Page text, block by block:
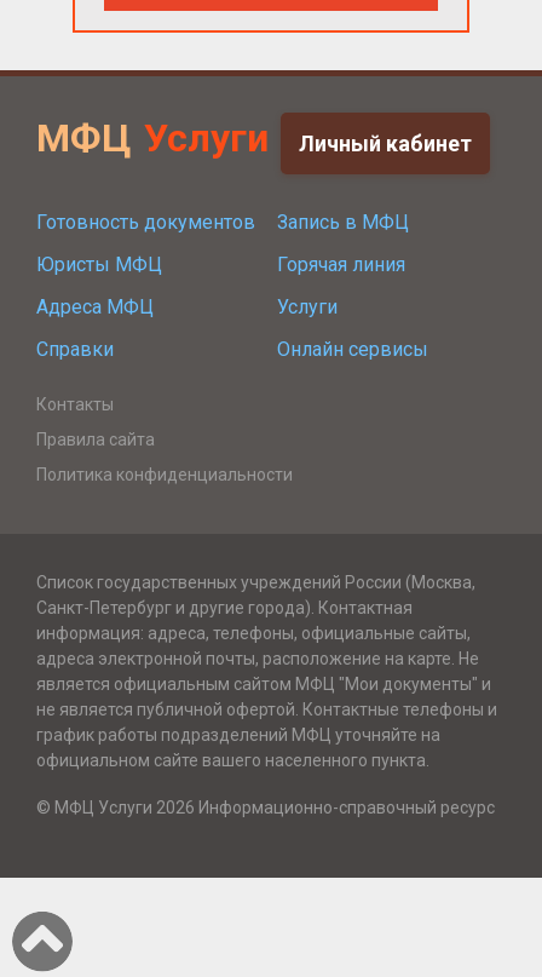
МФЦ Услуги Личный кабинет
Готовность документов
Запись в МФЦ
Юристы МФЦ
Горячая линия
Адреса МФЦ
Услуги
Справки
Онлайн сервисы
Контакты
Правила сайта
Политика конфиденциальности
Список государственных учреждений России (Москва,
Санкт-Петербург и другие города). Контактная
информация: адреса, телефоны, официальные сайты,
адреса электронной почты, расположение на карте. Не
является официальным сайтом МФЦ "Мои документы" и
не является публичной офертой. Контактные телефоны и
график работы подразделений МФЦ уточняйте на
официальном сайте вашего населенного пункта.
© МФЦ Услуги 2026 Информационно-справочный ресурс